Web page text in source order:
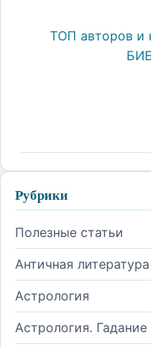
ТОП авторов и
Рубрики
Полезные статьи
Античная литература
Астрология
Астрология. Гадание